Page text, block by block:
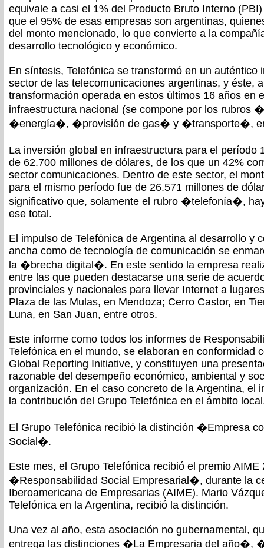
equivale a casi el 1% del Producto Bruto Interno
que el 95% de esas empresas son argentinas,
del monto mencionado, lo que convierte a la
desarrollo tecnológico y económico.
En síntesis, Telefónica se transformó en un auténtico
sector de las telecomunicaciones argentinas, y éste,
transformación operada en estos últimos 16 años en
infraestructura nacional (se compone por los rubros
�energía�, �provisión de gas� y �transporte�,
La inversión global en infraestructura para el
de 62.700 millones de dólares, de los que un 42%
sector comunicaciones. Dentro de este sector, el
para el mismo período fue de 26.571 millones de
significativo que, solamente el rubro �telefonía�,
ese total.
El impulso de Telefónica de Argentina al desarrollo y
ancha como de tecnología de comunicación se
la �brecha digital�. En este sentido la empresa
entre las que pueden destacarse una serie de
provinciales y nacionales para llevar Internet a
Plaza de las Mulas, en Mendoza; Cerro Castor, en
Luna, en San Juan, entre otros.
Este informe como todos los informes de
Telefónica en el mundo, se elaboran en conformidad
Global Reporting Initiative, y constituyen una
razonable del desempeño económico, ambiental y
organización. En el caso concreto de la Argentina, el
la contribución del Grupo Telefónica en el ámbito
El Grupo Telefónica recibió la distinción �Empresa
Social�.
Este mes, el Grupo Telefónica recibió el premio AIME
�Responsabilidad Social Empresarial�, durante la
Iberoamericana de Empresarias (AIME). Mario
Telefónica en la Argentina, recibió la distinción.
Una vez al año, esta asociación no gubernamental,
entrega las distinciones �La Empresaria del año�,